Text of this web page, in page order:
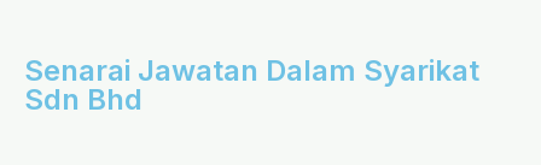
Senarai Jawatan Dalam Syarikat
Sdn Bhd